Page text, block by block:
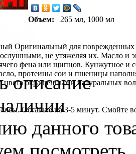
Объем:
265 мл, 1000 мл
Оригинальный для
не утяжеляя их. Масло и
фена или щипцов. Кунжутное и
протеины сои и пшеницы
цвета окрашенных и натуральных
Оставьте на 3-5 минут. Смойте
описание
данного